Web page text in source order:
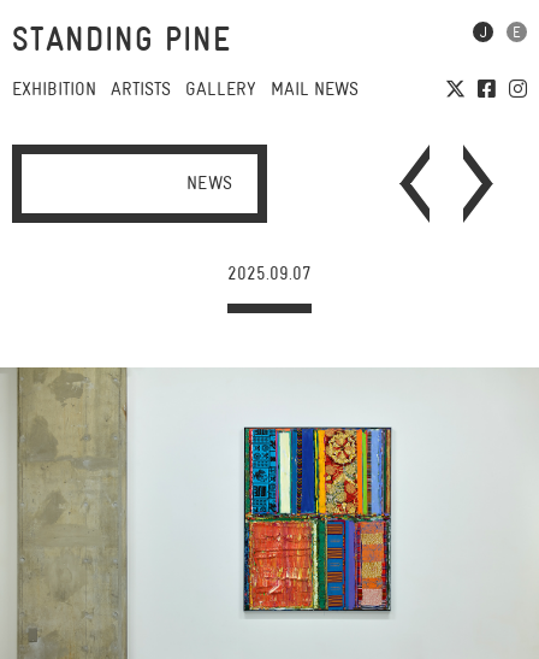
STANDING PINE
EXHIBITION ARTISTS GALLERY MAIL NEWS
NEWS
2025.09.07